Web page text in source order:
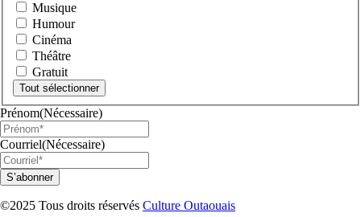
Musique
Humour
Cinéma
Théâtre
Gratuit
Tout sélectionner
Prénom(Nécessaire)
Courriel(Nécessaire)
©2025 Tous droits réservés Culture Outaouais